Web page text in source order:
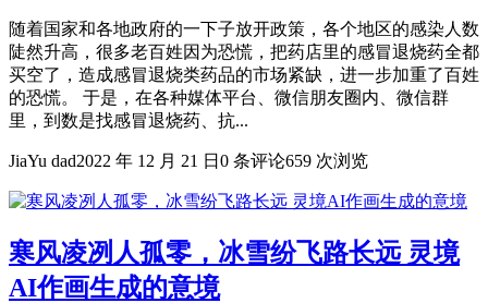
随着国家和各地政府的一下子放开政策，各个地区的感染人数
陡然升高，很多老百姓因为恐慌，把药店里的感冒退烧药全都
买空了，造成感冒退烧类药品的市场紧缺，进一步加重了百姓
的恐慌。 于是，在各种媒体平台、微信朋友圈内、微信群
里，到数是找感冒退烧药、抗...
JiaYu dad2022 年 12 月 21 日 0 条评论659 次浏览
寒风凌冽人孤零，冰雪纷飞路长远 灵境
AI作画生成的意境